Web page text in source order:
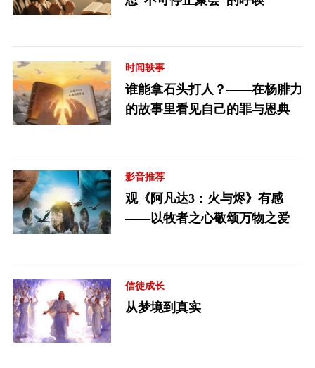
时闻轶事
谁能拿石头打人？——在杨腓力
的故事里看见自己的罪与恩典
影音推荐
观《阿凡达3：火与烬》有感
——以牧者之心敬颂万物之爱
信徒成长
从梦境到真实